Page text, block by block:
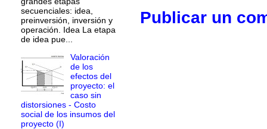
Publicar un
secuenciales: idea,
preinversión, inversión y
operación. Idea La etapa
de idea pue...
Valoración
de los
efectos del
proyecto: el
caso sin
distorsiones - Costo
social de los insumos del
proyecto (I)